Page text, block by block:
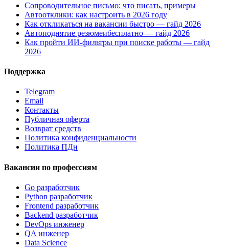
Сопроводительное письмо: что писать, примеры
Автоотклики: как настроить в 2026 году
Как откликаться на вакансии быстро — гайд 2026
Автоподнятие резюмеибесплатно — гайд 2026
Как пройти ИИ-фильтры при поиске работы — гайд
2026
Поддержка
Telegram
Email
Контакты
Публичная оферта
Возврат средств
Политика конфиденциальности
Политика ПДн
Вакансии по профессиям
Go разработчик
Python разработчик
Frontend разработчик
Backend разработчик
DevOps инженер
QA инженер
Data Science